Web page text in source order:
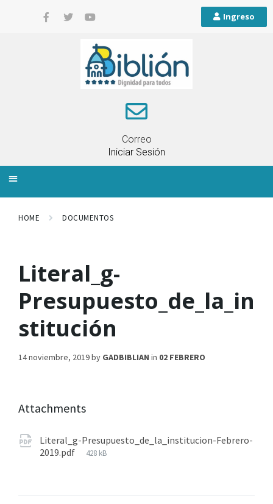
Ingreso
Correo
Iniciar Sesión
HOME DOCUMENTOS
Literal_g-
Presupuesto_de_la_in
stitución
14 noviembre, 2019by GADBIBLIAN in 02 FEBRERO
Attachments
Literal_g-Presupuesto_de_la_institucion-Febrero-
2019.pdf
428 kB